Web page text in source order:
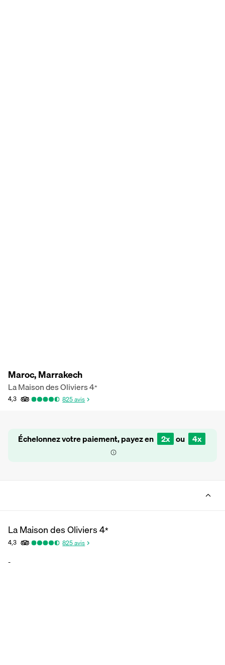
Maroc, Marrakech
La Maison des Oliviers4*
4,3 825avis
Échelonnez votre paiement, payez en 2x ou 4x
La Maison des Oliviers4*
4,3 825avis
-